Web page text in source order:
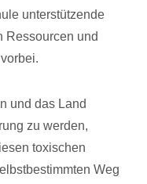
unterstützende
Ressourcen und
und das Land
zu werden,
toxischen
Weg